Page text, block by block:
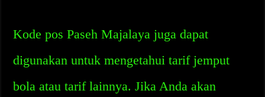
Kode pos Paseh Majalaya juga dapat
digunakan untuk mengetahui tarif jemput
bola atau tarif lainnya. Jika Anda akan